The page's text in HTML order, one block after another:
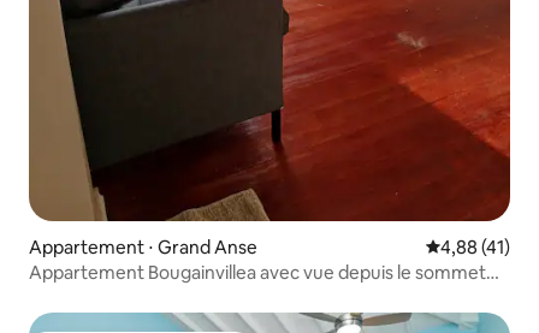
Appartement ⋅ Grand Anse Évaluation
4,88 (41)
Appartement Bougainvillea avec vue depuis le sommet